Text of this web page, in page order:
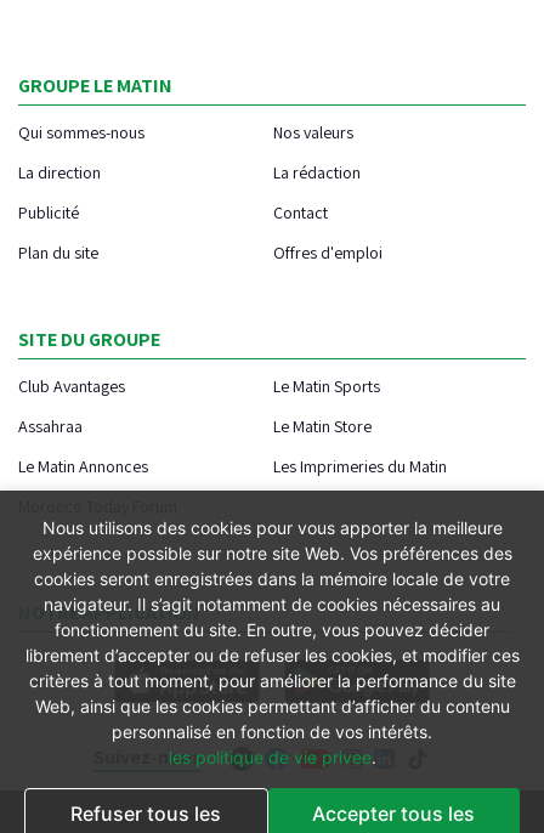
Suivez-nous
GROUPE LE MATIN
Qui sommes-nous
Nos valeurs
La direction
La rédaction
Publicité
Contact
Plan du site
Offres d'emploi
SITE DU GROUPE
Club Avantages
Le Matin Sports
Assahraa
Le Matin Store
Le Matin Annonces
Les Imprimeries du Matin
NOTRE APPLICATION
Conditions générales
Nous utilisons des cookies pour vous apporter la meilleure
expérience possible sur notre site Web. Vos préférences des
cookies seront enregistrées dans la mémoire locale de votre
navigateur. Il s’agit notamment de cookies nécessaires au
fonctionnement du site. En outre, vous pouvez décider
librement d’accepter ou de refuser les cookies, et modifier ces
critères à tout moment, pour améliorer la performance du site
Web, ainsi que les cookies permettant d’afficher du contenu
personnalisé en fonction de vos intérêts.
les politique de vie privee.
Refuser tous les
Accepter tous les